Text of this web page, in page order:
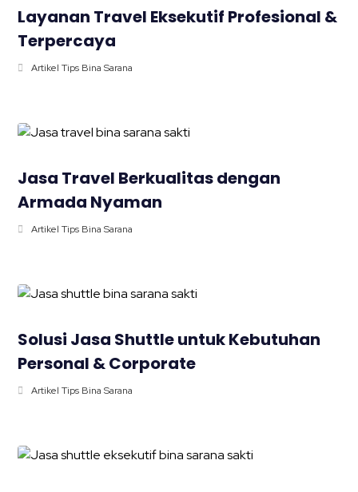
Layanan Travel Eksekutif Profesional &
Terpercaya
Artikel Tips Bina Sarana
Jasa Travel Berkualitas dengan
Armada Nyaman
Artikel Tips Bina Sarana
Solusi Jasa Shuttle untuk Kebutuhan
Personal & Corporate
Artikel Tips Bina Sarana